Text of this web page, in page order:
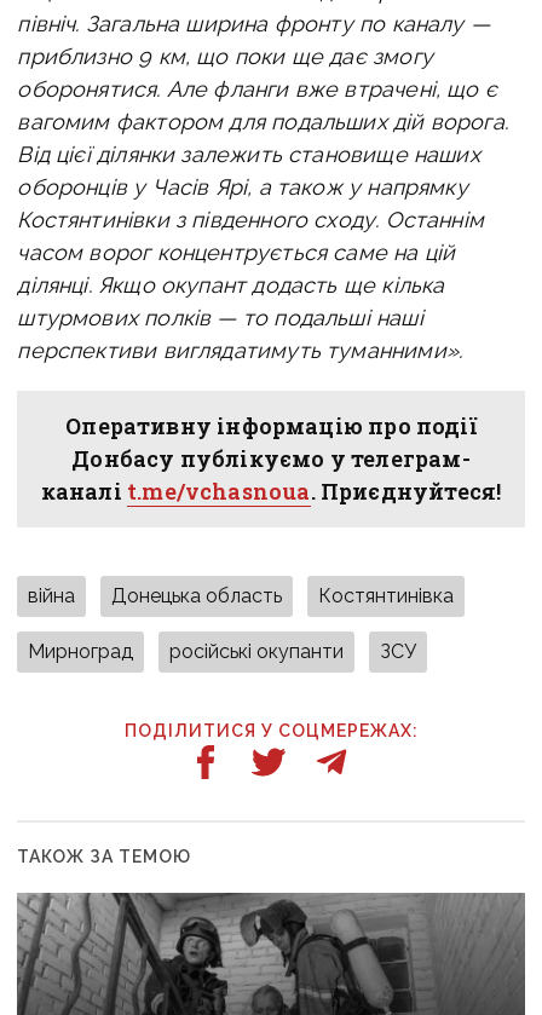
північ. Загальна ширина фронту по каналу —
приблизно 9 км, що поки ще дає змогу
оборонятися. Але фланги вже втрачені, що є
вагомим фактором для подальших дій ворога.
Від цієї ділянки залежить становище наших
оборонців у Часів Ярі, а також у напрямку
Костянтинівки з південного сходу. Останнім
часом ворог концентрується саме на цій
ділянці. Якщо окупант додасть ще кілька
штурмових полків — то подальші наші
перспективи виглядатимуть туманними».
Оперативну інформацію про події
Донбасу публікуємо у телеграм-
каналі t.me/vchasnoua. Приєднуйтеся!
війна Донецька область Костянтинівка
Мирноград російські окупанти ЗСУ
ПОДІЛИТИСЯ У СОЦМЕРЕЖАХ:
ТАКОЖ ЗА ТЕМОЮ